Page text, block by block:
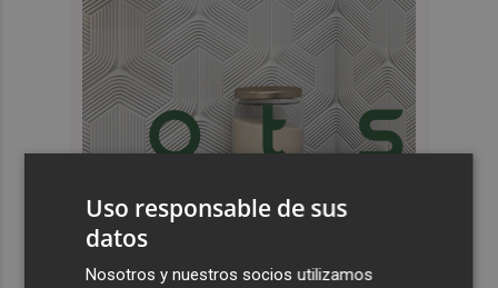
Últimas Noticias
Uso responsable de sus
datos
Nosotros y nuestros socios utilizamos